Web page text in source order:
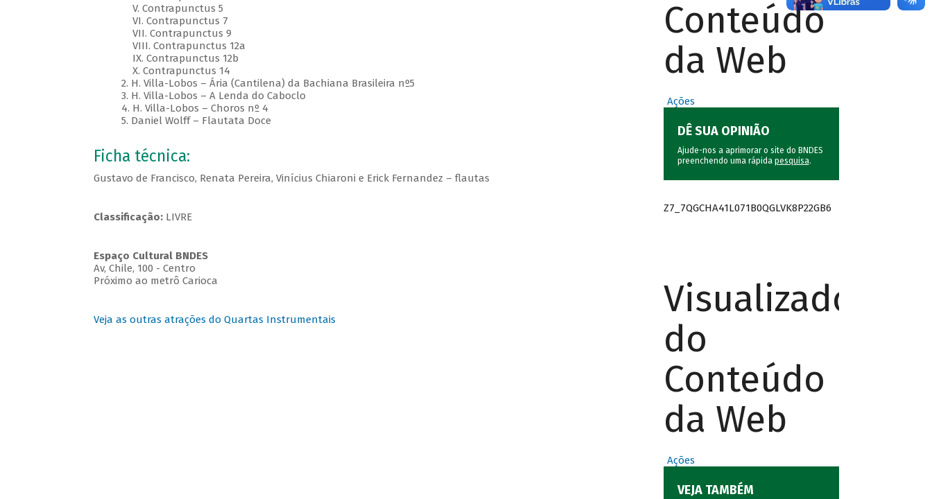
V. Contrapunctus 5
VI. Contrapunctus 7
VII. Contrapunctus 9
VIII. Contrapunctus 12a
IX. Contrapunctus 12b
X. Contrapunctus 14
2. H. Villa-Lobos – Ária (Cantilena) da Bachiana Brasileira nº5
3. H. Villa-Lobos – A Lenda do Caboclo
4. H. Villa-Lobos – Choros nº 4
5. Daniel Wolff – Flautata Doce
Ficha técnica:
Gustavo de Francisco, Renata Pereira, Vinícius Chiaroni e Erick Fernandez – flautas
Classificação:LIVRE
Espaço Cultural BNDES
Av, Chile, 100 - Centro
Próximo ao metrô Carioca
Veja as outras atrações do Quartas Instrumentais
Conteúdo
da Web
Ações
DÊ SUA OPINIÃO
Ajude-nos a aprimorar o site do BNDES
preenchendo uma rápida pesquisa.
Z7_7QGCHA41L071B0QGLVK8P22GB6
Visualizador
do
Conteúdo
da Web
Ações
VEJA TAMBÉM